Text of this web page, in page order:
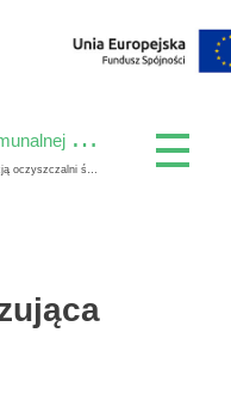
P
rzedsiębiorstwo Gospodarki Komunalnej Spółka z o. o.
Rozbudowa kanalizacji sanitarnej wraz z modernizacją oczyszczalni ścieków w Krasnymstawie